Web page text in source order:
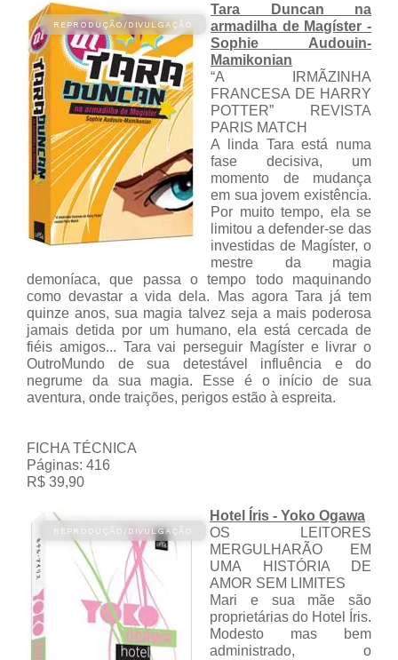
Tara Duncan na
armadilha de Magíster -
Sophie Audouin-
Mamikonian
“A IRMÃZINHA
FRANCESA DE HARRY
POTTER” REVISTA
PARIS MATCH
A linda Tara está numa
fase decisiva, um
momento de mudança
em sua jovem existência.
Por muito tempo, ela se
limitou a defender-se das
investidas de Magíster, o
mestre da magia
demoníaca, que passa o tempo todo maquinando
como devastar a vida dela. Mas agora Tara já tem
quinze anos, sua magia talvez seja a mais poderosa
jamais detida por um humano, ela está cercada de
fiéis amigos... Tara vai perseguir Magíster e livrar o
OutroMundo de sua detestável influência e do
negrume da sua magia. Esse é o início de sua
aventura, onde traições, perigos estão à espreita.
FICHA TÉCNICA
Páginas: 416
R$ 39,90
Hotel Íris - Yoko Ogawa
OS LEITORES
MERGULHARÃO EM
UMA HISTÓRIA DE
AMOR SEM LIMITES
Mari e sua mãe são
proprietárias do Hotel Íris.
Modesto mas bem
administrado, o